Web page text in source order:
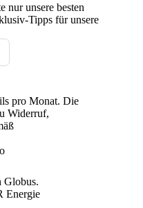
nur unsere besten
Tipps für unsere
pro Monat. Die
Widerruf,
Globus.
Energie